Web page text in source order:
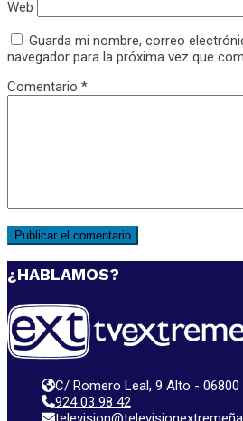
Web
Guarda mi nombre, correo
navegador para la próxima vez que
Comentario *
¿HABLAMOS?
C/ Romero Leal, 9 Alto - 06800
924 03 98 42